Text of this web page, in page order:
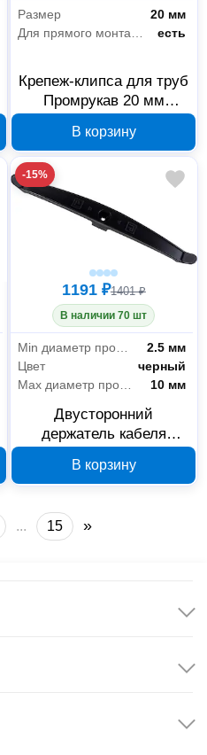
205
458
829
2
2
1
Размер
20 мм
есть
Крепеж-клипса для труб
Промрукав 20 мм
В корзину
-15%
1191 ₽1401 ₽
В наличии 70 шт
Min диаметр провода
2.5 мм
Цвет
черный
Max диаметр провода
10 мм
Двусторонний
держатель кабеля
черный, 20 шт
В корзину
... 15 »